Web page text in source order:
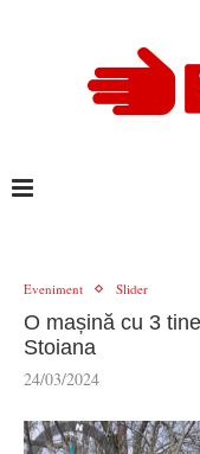
Eveniment Slider
O mașină cu 3
Stoiana
24/03/2024